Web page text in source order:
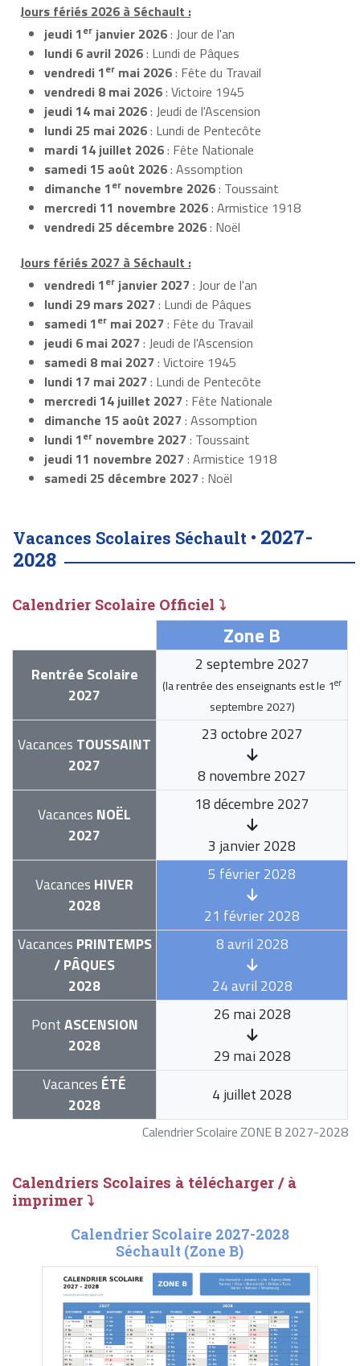
Jours fériés 2026 à Séchault :
jeudi 1er janvier 2026: Jour de l'an
lundi 6 avril 2026: Lundi de Pâques
vendredi 1er mai 2026: Fête du Travail
vendredi 8 mai 2026: Victoire 1945
jeudi 14 mai 2026: Jeudi de l'Ascension
lundi 25 mai 2026: Lundi de Pentecôte
mardi 14 juillet 2026: Fête Nationale
samedi 15 août 2026: Assomption
dimanche 1er novembre 2026: Toussaint
mercredi 11 novembre 2026: Armistice 1918
vendredi 25 décembre 2026: Noël
Jours fériés 2027 à Séchault :
vendredi 1er janvier 2027: Jour de l'an
lundi 29 mars 2027: Lundi de Pâques
samedi 1er mai 2027: Fête du Travail
jeudi 6 mai 2027: Jeudi de l'Ascension
samedi 8 mai 2027: Victoire 1945
lundi 17 mai 2027: Lundi de Pentecôte
mercredi 14 juillet 2027: Fête Nationale
dimanche 15 août 2027: Assomption
lundi 1er novembre 2027: Toussaint
jeudi 11 novembre 2027: Armistice 1918
samedi 25 décembre 2027: Noël
Vacances Scolaires Séchault • 2027-
2028
Calendrier Scolaire Officiel ⤵
Calendrier Scolaire ZONE B 2027-2028
Zone B
Rentrée Scolaire
2027
2 septembre 2027
(la rentrée des enseignants est le 1er
septembre 2027)
Vacances TOUSSAINT
2027
23 octobre 2027
8 novembre 2027
Vacances NOËL
2027
18 décembre 2027
3 janvier 2028
Vacances HIVER
2028
5 février 2028
21 février 2028
Vacances PRINTEMPS
/ PÂQUES
2028
8 avril 2028
24 avril 2028
PontASCENSION
2028
26 mai 2028
29 mai 2028
Vacances ÉTÉ
2028
4 juillet 2028
Calendriers Scolaires à télécharger / à
imprimer ⤵
Calendrier Scolaire 2027-2028
Séchault (Zone B)